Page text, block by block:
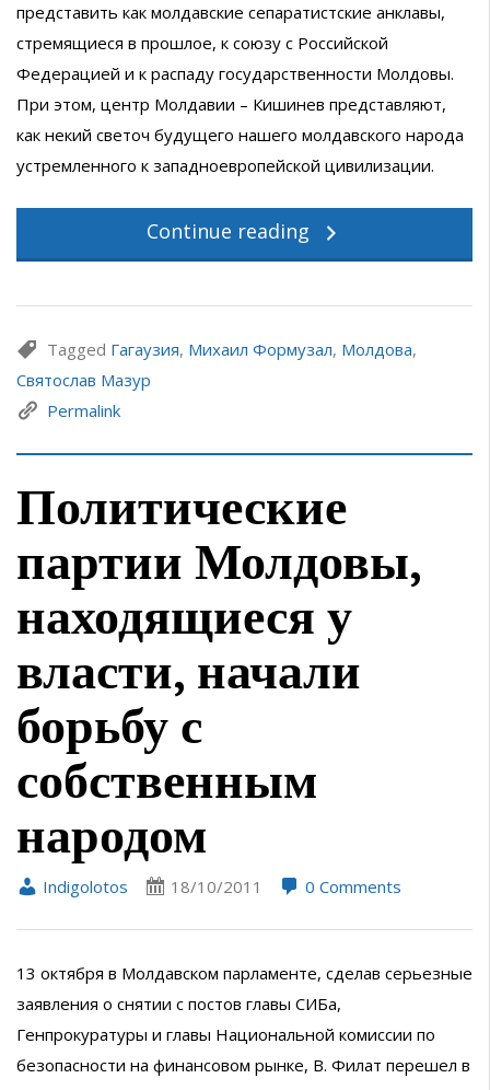
представить как молдавские сепаратистские анклавы,
стремящиеся в прошлое, к союзу с Российской
Федерацией и к распаду государственности Молдовы.
При этом, центр Молдавии – Кишинев представляют,
как некий светоч будущего нашего молдавского народа
устремленного к западноевропейской цивилизации.
Continue reading
Tagged Гагаузия, Михаил Формузал, Молдова,
Святослав Мазур
Permalink
Политические
партии Молдовы,
находящиеся у
власти, начали
борьбу с
собственным
народом
Indigolotos 18/10/2011 0 Comments
13 октября в Молдавском парламенте, сделав серьезные
заявления о снятии с постов главы СИБа,
Генпрокуратуры и главы Национальной комиссии по
безопасности на финансовом рынке, В. Филат перешел в